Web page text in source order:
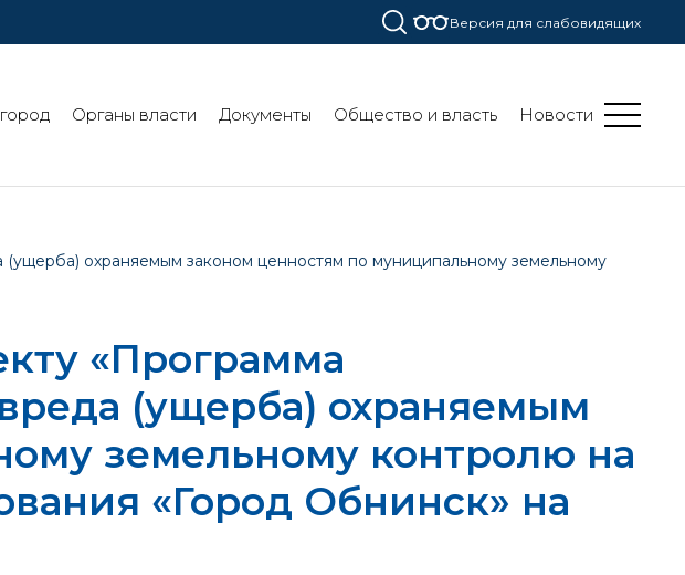
Версия для слабовидящих
Органы власти Документы Общество и власть Новости
охраняемым законом ценностям по муниципальному земельному
«Программа
(ущерба) охраняемым
земельному контролю на
«Город Обнинск» на